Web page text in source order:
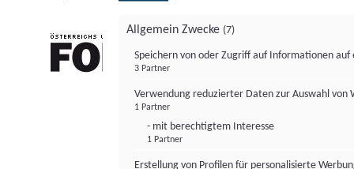
Allgemein Zwecke (7)
Speichern von oder Zugriff auf Informationen auf
3 Partner
Verwendung reduzierter Daten zur Auswahl von
1 Partner
- mit berechtigtem Interesse
1 Partner
Erstellung von Profilen für personalisierte
FONDS professionell